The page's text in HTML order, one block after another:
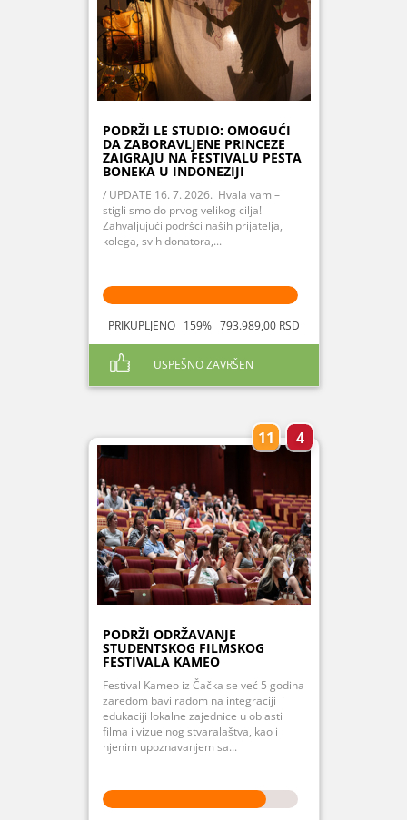
PODRŽI LE STUDIO: OMOGUĆI
DA ZABORAVLJENE PRINCEZE
ZAIGRAJU NA FESTIVALU PESTA
BONEKA U INDONEZIJI
/ UPDATE 16. 7. 2026. Hvala vam –
stigli smo do prvog velikog cilja!
Zahvaljujući podršci naših prijatelja,
kolega, svih donatora,...
PRIKUPLJENO 159% 793.989,00 RSD
USPEŠNO ZAVRŠEN
11 4
PODRŽI ODRŽAVANJE
STUDENTSKOG FILMSKOG
FESTIVALA KAMEO
Festival Kameo iz Čačka se već 5 godina
zaredom bavi radom na integraciji i
edukaciji lokalne zajednice u oblasti
filma i vizuelnog stvaralaštva, kao i
njenim upoznavanjem sa...